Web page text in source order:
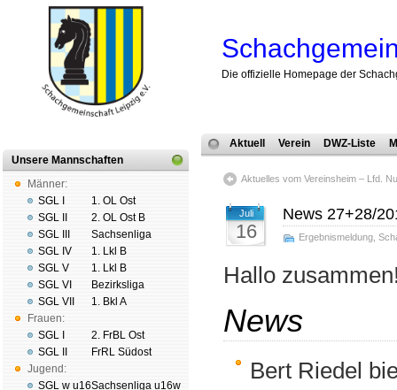
Die offizielle Homepage der
Unsere Mannschaften
Männer:
SGL I
SGL II
SGL III
SGL IV
SGL V
SGL VI
SGL VII
Frauen:
SGL I
SGL II
Jugend:
SGL w u16
1. OL Ost
2. OL Ost B
Sachsenliga
1. Lkl B
1. Lkl B
Bezirksliga
1. Bkl A
2. FrBL Ost
FrRL Südost
Sachsenliga u16w
Aktuell Verein DWZ-Liste
Aktuelles vom Vereinsheim – Lfd.
Juli
16
News 27+28/
Ergebnismeldung
Hallo
News
Bert Riedel